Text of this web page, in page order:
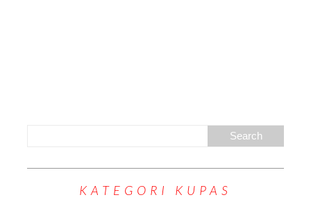
KATEGORI KUPAS